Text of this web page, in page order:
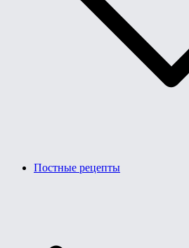
Постные рецепты